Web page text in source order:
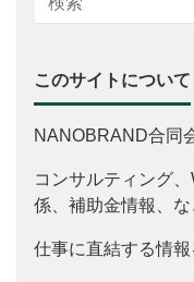
このサイトについて
NANOBRAND合同
コンサルティング
係、補助金情報、な
仕事に直結する情報